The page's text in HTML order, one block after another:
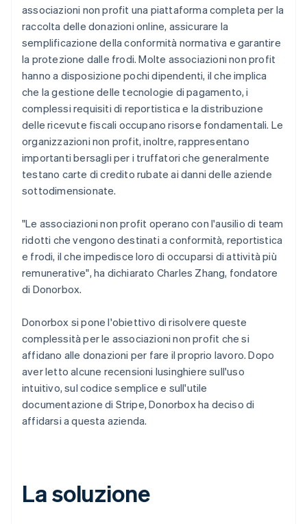
associazioni non profit una piattaforma completa per la
raccolta delle donazioni online, assicurare la
semplificazione della conformità normativa e garantire
la protezione dalle frodi. Molte associazioni non profit
hanno a disposizione pochi dipendenti, il che implica
che la gestione delle tecnologie di pagamento, i
complessi requisiti di reportistica e la distribuzione
delle ricevute fiscali occupano risorse fondamentali. Le
organizzazioni non profit, inoltre, rappresentano
importanti bersagli per i truffatori che generalmente
testano carte di credito rubate ai danni delle aziende
sottodimensionate.
"Le associazioni non profit operano con l'ausilio di team
ridotti che vengono destinati a conformità, reportistica
e frodi, il che impedisce loro di occuparsi di attività più
remunerative", ha dichiarato Charles Zhang, fondatore
di Donorbox.
Donorbox si pone l'obiettivo di risolvere queste
complessità per le associazioni non profit che si
affidano alle donazioni per fare il proprio lavoro. Dopo
aver letto alcune recensioni lusinghiere sull'uso
intuitivo, sul codice semplice e sull'utile
documentazione di Stripe, Donorbox ha deciso di
affidarsi a questa azienda.
La soluzione